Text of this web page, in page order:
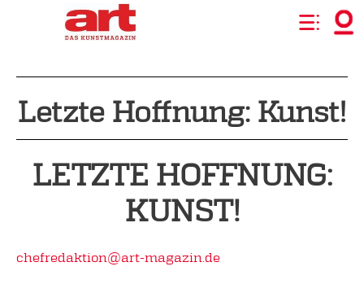
Letzte Hoffnung: Kunst!
LETZTE HOFFNUNG:
KUNST!
chefredaktion@art-magazin.de